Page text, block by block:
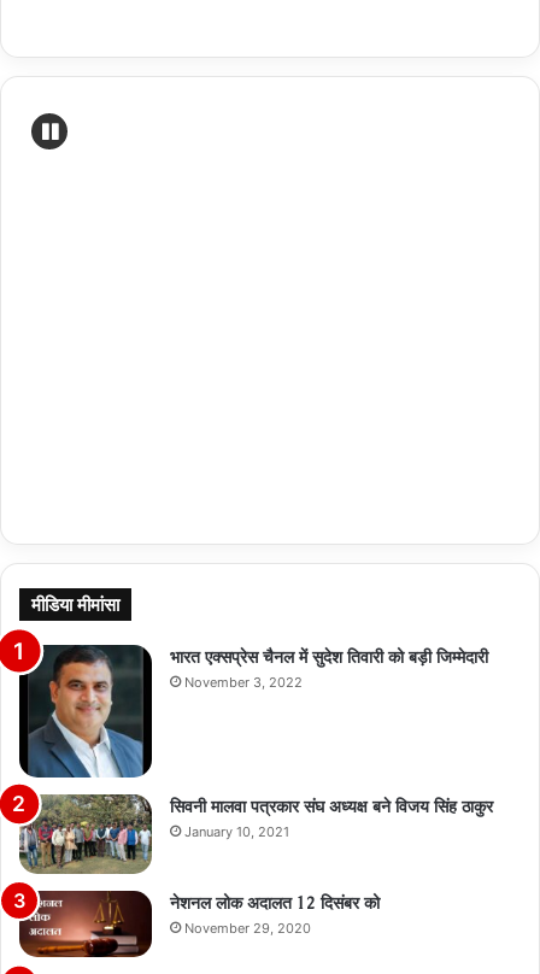
मीडिया मीमांसा
भारत एक्सप्रेस चैनल में सुदेश तिवारी को बड़ी जिम्मेदारी
November 3, 2022
सिवनी मालवा पत्रकार संघ अध्यक्ष बने विजय सिंह ठाकुर
January 10, 2021
नेशनल लोक अदालत 12 दिसंबर को
November 29, 2020